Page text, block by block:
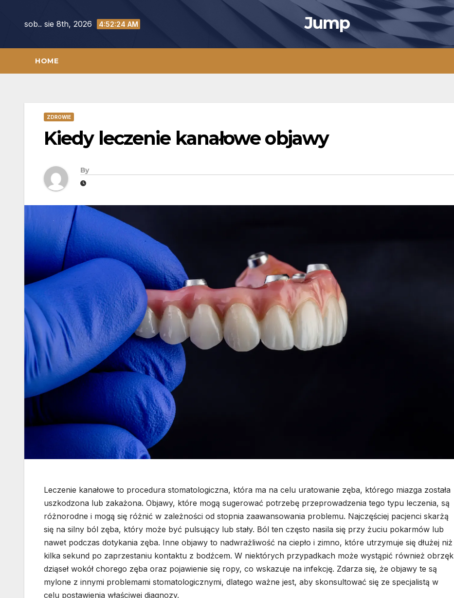
sob.. sie 8th, 2026 4:52:24 AM Jump
HOME
ZDROWIE
Kiedy leczenie kanałowe objawy
By
Leczenie kanałowe to procedura stomatologiczna, która ma na celu uratowanie zęba, którego miazga została
uszkodzona lub zakażona. Objawy, które mogą sugerować potrzebę przeprowadzenia tego typu leczenia, są
różnorodne i mogą się różnić w zależności od stopnia zaawansowania problemu. Najczęściej pacjenci skarżą
się na silny ból zęba, który może być pulsujący lub stały. Ból ten często nasila się przy żuciu pokarmów lub
nawet podczas dotykania zęba. Inne objawy to nadwrażliwość na ciepło i zimno, które utrzymuje się dłużej niż
kilka sekund po zaprzestaniu kontaktu z bodźcem. W niektórych przypadkach może wystąpić również obrzęk
dziąseł wokół chorego zęba oraz pojawienie się ropy, co wskazuje na infekcję. Zdarza się, że objawy te są
mylone z innymi problemami stomatologicznymi, dlatego ważne jest, aby skonsultować się ze specjalistą w
celu postawienia właściwej diagnozy.